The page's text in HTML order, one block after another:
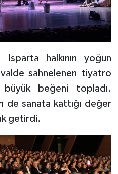
halkının yoğun
sahnelenen tiyatro
büyük beğeni topladı.
de sanata kattığı değer
getirdi.